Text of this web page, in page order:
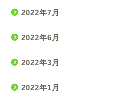
2022年7月
2022年6月
2022年3月
2022年1月